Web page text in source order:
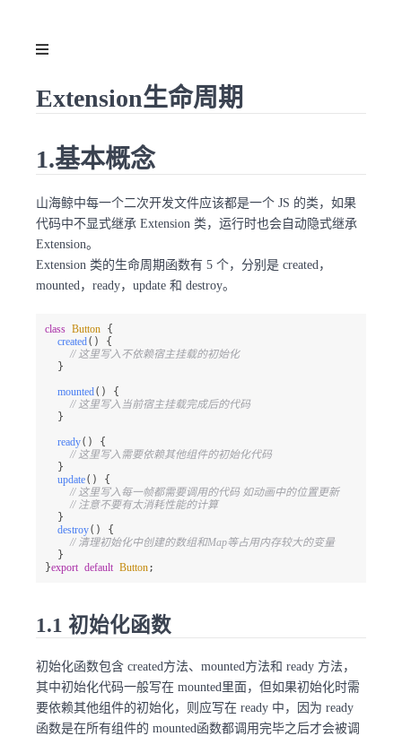
Extension生命周期
1.基本概念
山海鲸中每一个二次开发文件应该都是一个 JS 的类，如果
代码中不显式继承 Extension 类，运行时也会自动隐式继承
Extension。
Extension 类的生命周期函数有 5 个，分别是 created，
mounted，ready，update 和 destroy。
class Button {
created( ) {
// 这里写入不依赖宿主挂载的初始化
  }
mounted( ) {
// 这里写入当前宿主挂载完成后的代码
  }
ready( ) {
// 这里写入需要依赖其他组件的初始化代码
  }
update( ) {
// 这里写入每一帧都需要调用的代码 如动画中的位置更新
// 注意不要有太消耗性能的计算
  }
destroy( ) {
// 清理初始化中创建的数组和Map等占用内存较大的变量
  }
}export default Button;
1.1 初始化函数
初始化函数包含 created方法、mounted方法和 ready 方法，
其中初始化代码一般写在 mounted里面，但如果初始化时需
要依赖其他组件的初始化，则应写在 ready 中，因为 ready
函数是在所有组件的 mounted函数都调用完毕之后才会被调